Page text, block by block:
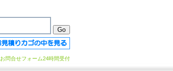
お問合せフォーム24時間受付